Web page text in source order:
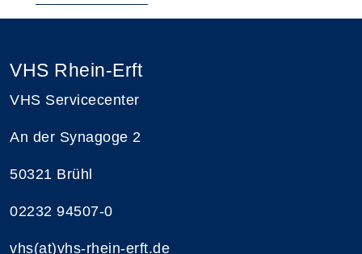
VHS Rhein-Erft
VHS Servicecenter
An der Synagoge 2
50321 Brühl
02232 94507-0
vhs(at)vhs-rhein-erft.de